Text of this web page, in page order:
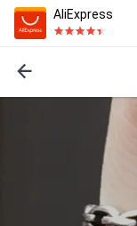
AliExpress